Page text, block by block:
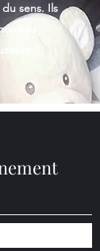
sens. Ils
Ils